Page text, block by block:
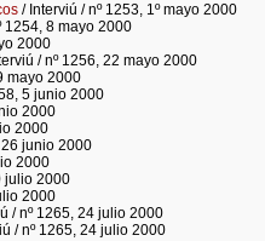
/ Interviú / nº 1253, 1º mayo 2000
1254, 8 mayo 2000
2000
/ nº 1256, 22 mayo 2000
mayo 2000
5 junio 2000
2000
2000
26 junio 2000
2000
julio 2000
2000
/ nº 1265, 24 julio 2000
/ nº 1265, 24 julio 2000